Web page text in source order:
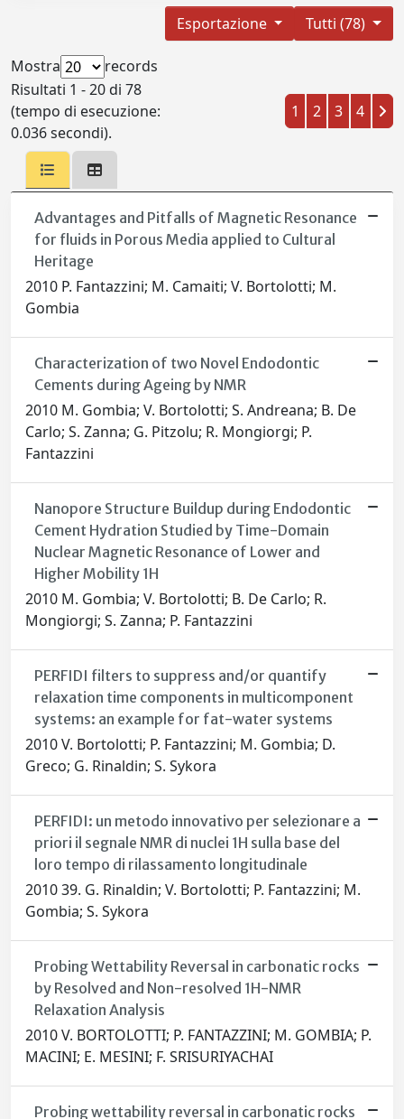
Tutti (78)
Esportazione
Mostra
records
Risultati 1 - 20 di 78
(tempo di esecuzione:
0.036 secondi).
1 2 3 4
Advantages and Pitfalls of Magnetic Resonance
for fluids in Porous Media applied to Cultural
Heritage
2010 P. Fantazzini; M. Camaiti; V. Bortolotti; M.
Gombia
Characterization of two Novel Endodontic
Cements during Ageing by NMR
2010 M. Gombia; V. Bortolotti; S. Andreana; B. De
Carlo; S. Zanna; G. Pitzolu; R. Mongiorgi; P.
Fantazzini
Nanopore Structure Buildup during Endodontic
Cement Hydration Studied by Time-Domain
Nuclear Magnetic Resonance of Lower and
Higher Mobility 1H
2010 M. Gombia; V. Bortolotti; B. De Carlo; R.
Mongiorgi; S. Zanna; P. Fantazzini
PERFIDI filters to suppress and/or quantify
relaxation time components in multicomponent
systems: an example for fat-water systems
2010 V. Bortolotti; P. Fantazzini; M. Gombia; D.
Greco; G. Rinaldin; S. Sykora
PERFIDI: un metodo innovativo per selezionare a
priori il segnale NMR di nuclei 1H sulla base del
loro tempo di rilassamento longitudinale
2010 39. G. Rinaldin; V. Bortolotti; P. Fantazzini; M.
Gombia; S. Sykora
Probing Wettability Reversal in carbonatic rocks
by Resolved and Non-resolved 1H-NMR
Relaxation Analysis
2010 V. BORTOLOTTI; P. FANTAZZINI; M. GOMBIA; P.
MACINI; E. MESINI; F. SRISURIYACHAI
Probing wettability reversal in carbonatic rocks